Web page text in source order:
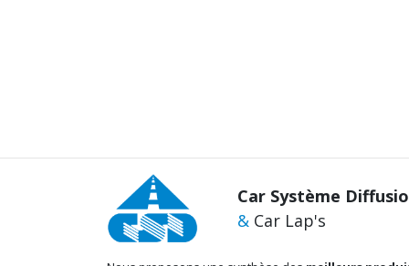
Car Système
&Car Lap's